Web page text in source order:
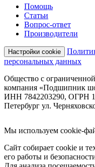
Помощь
Статьи
Вопрос-ответ
Производители
Настройки cookie
персональных данных
Общество с
компания «Подшипник
ИНН 7842203290, ОГРН
Петербург ул.
Мы используем cookie-
Сайт собирает cookie и
его работы и